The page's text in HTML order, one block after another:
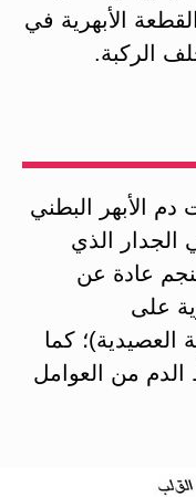
الأبهرية في
الركبة.
من أمهات دم الأبهر البطني
الذي
عادة عن
على
العصيدية)؛ كما
من العوامل